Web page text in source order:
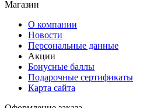
Магазин
О компании
Новости
Персональные данные
Акции
Бонусные баллы
Подарочные сертификаты
Карта сайта